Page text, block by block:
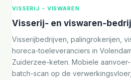
VISSERIJ - VISWAREN
Visserij- en viswaren-
Visserijbedrijven, palingrokerijen,
horeca-toeleveranciers in
Zuiderzee-keten. Mobiele
batch-scan op de